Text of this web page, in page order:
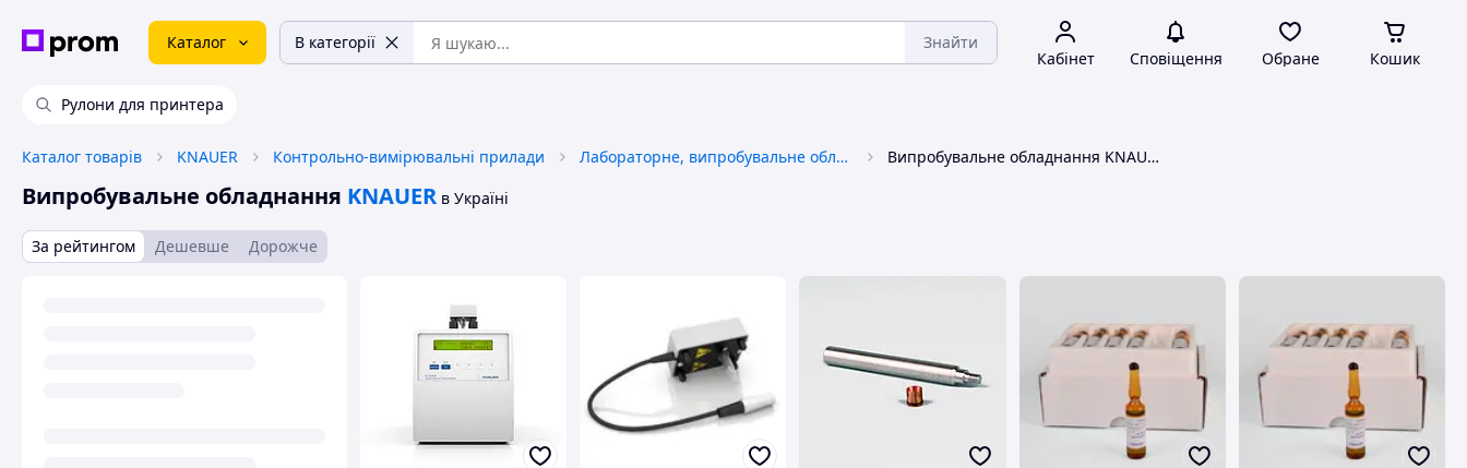
Каталог В категорії Знайти
Кабінет Сповіщення Обране Кошик
Рулони для принтера
Каталог товарів KNAUER Контрольно-вимірювальні прилади Лабораторне, випробувальне обладнання Випробувальне обладнання KNAUER
Випробувальне обладнання KNAUER в Україні
За рейтингом Дешевше Дорожче